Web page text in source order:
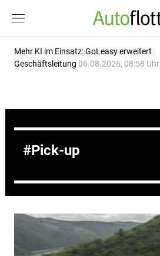
Mehr KI im Einsatz: GoLeasy erweitert
Geschäftsleitung 06.08.2026, 08:58 Uhr
Pick-up